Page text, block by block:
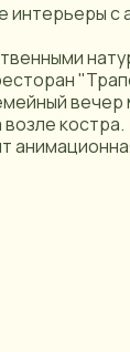
интерьеры с
костра.